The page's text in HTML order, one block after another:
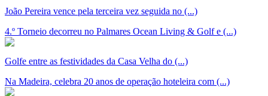
João Pereira vence pela terceira vez seguida no (...)
4.º Torneio decorreu no Palmares Ocean Living & Golf e (...)
Golfe entre as festividades da Casa Velha do (...)
Na Madeira, celebra 20 anos de operação hoteleira com (...)